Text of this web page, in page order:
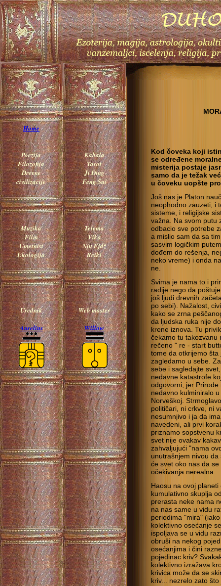
Home
Poezija
Filozofija
Drevne
civilizacije
Muzika
Film
Umetnist
Ekologija
Urednik
Aurelius
Kabala
Tarot
Ji Đing
Feng Šui
Telema
Vika
Nju Ejdž
Reiki
Web master
Willow
Kod čoveka koji
se određene
misterija postaje
samo da je težak
u čoveku uopšte
Još nas je Platon
neophodno zauzeti, i
sisteme, i religijske
važna. Na svom putu
odbacio sve potrebe
a mislio sam da sa
sasvim logičkim
dođem do rešenja,
neko vreme) i onda
ne.
Svima je nama to i
radije nego da
još ljudi drevnih
po sebi). Nažalost,
kako se zrna
da ljudska ruka nije
krene iznova. Tu
čekamo tu takozvanu
rečeno " re - start
tome da otkrijemo
zagledamo u sebe.
sebe i sagledajte
nedavne katastrofe
odgovorni, jer
nedavno kulminiralo
Norveškoj.
političari, ni crkve, ni
nesumnjivo i ja da
navedeni, ali prvi
priznamo sopstvenu
svet nije ovakav
zahvaljujući "nama
unutrašnjem nivou
će svet oko nas da
očekivanja nerealna.
Haosu na ovoj
kumulativno skuplja
prerasta neke nama
na nas same u vidu
periodima "mira"
kolektivno osećanje
ispoljava se u vidu
obruši na nekog
osećanjima i čini
pojedinac kriv?
kolektivno izražava
krivica može da se
kriv... nezrelo zato